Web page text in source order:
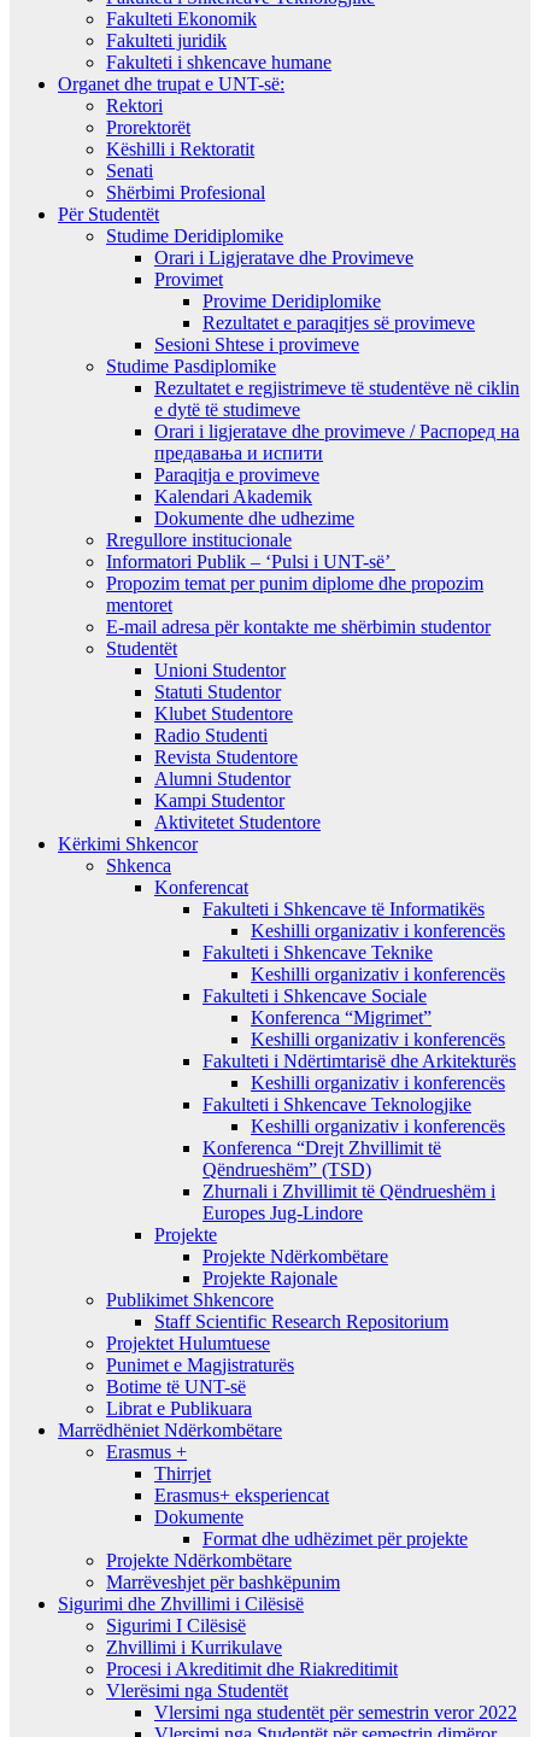
Fakulteti Ekonomik
Fakulteti juridik
Fakulteti i shkencave humane
Organet dhe trupat e UNT-së:
Rektori
Prorektorët
Këshilli i Rektoratit
Senati
Shërbimi Profesional
Për Studentët
Studime Deridiplomike
Orari i Ligjeratave dhe Provimeve
Provimet
Provime Deridiplomike
Rezultatet e paraqitjes së provimeve
Sesioni Shtese i provimeve
Studime Pasdiplomike
Rezultatet e regjistrimeve të studentëve në ciklin
e dytë të studimeve
Orari i ligjeratave dhe provimeve / Распоред на
предавањa и испити
Paraqitja e provimeve
Kalendari Akademik
Dokumente dhe udhezime
Rregullore institucionale
Informatori Publik – ‘Pulsi i UNT-së’
Propozim temat per punim diplome dhe propozim
mentoret
E-mail adresa për kontakte me shërbimin studentor
Studentët
Unioni Studentor
Statuti Studentor
Klubet Studentore
Radio Studenti
Revista Studentore
Alumni Studentor
Kampi Studentor
Aktivitetet Studentore
Kërkimi Shkencor
Shkenca
Konferencat
Fakulteti i Shkencave të Informatikës
Keshilli organizativ i konferencës
Fakulteti i Shkencave Teknike
Keshilli organizativ i konferencës
Fakulteti i Shkencave Sociale
Konferenca “Migrimet”
Keshilli organizativ i konferencës
Fakulteti i Ndërtimtarisë dhe Arkitekturës
Keshilli organizativ i konferencës
Fakulteti i Shkencave Teknologjike
Keshilli organizativ i konferencës
Konferenca “Drejt Zhvillimit të
Qëndrueshëm” (TSD)
Zhurnali i Zhvillimit të Qëndrueshëm i
Europes Jug-Lindore
Projekte
Projekte Ndërkombëtare
Projekte Rajonale
Publikimet Shkencore
Staff Scientific Research Repositorium
Projektet Hulumtuese
Punimet e Magjistraturës
Botime të UNT-së
Librat e Publikuara
Marrëdhëniet Ndërkombëtare
Erasmus +
Thirrjet
Erasmus+ eksperiencat
Dokumente
Format dhe udhëzimet për projekte
Projekte Ndërkombëtare
Marrëveshjet për bashkëpunim
Sigurimi dhe Zhvillimi i Cilësisë
Sigurimi I Cilësisë
Zhvillimi i Kurrikulave
Procesi i Akreditimit dhe Riakreditimit
Vlerësimi nga Studentët
Vlersimi nga studentët për semestrin veror 2022